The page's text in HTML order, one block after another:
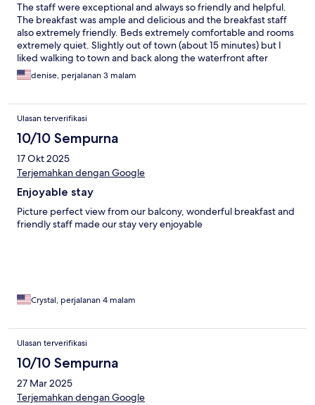
The staff were exceptional and always so friendly and helpful.
The breakfast was ample and delicious and the breakfast staff
also extremely friendly. Beds extremely comfortable and rooms
extremely quiet. Slightly out of town (about 15 minutes) but I
liked walking to town and back along the waterfront after
dinner. Going to the islands was extremely close - just down the
hill. Great stay!!
denise, perjalanan 3 malam
Ulasan terverifikasi
10/10 Sempurna
17 Okt 2025
Terjemahkan dengan Google
Enjoyable stay
Picture perfect view from our balcony, wonderful breakfast and
friendly staff made our stay very enjoyable
Crystal, perjalanan 4 malam
Ulasan terverifikasi
10/10 Sempurna
27 Mar 2025
Terjemahkan dengan Google